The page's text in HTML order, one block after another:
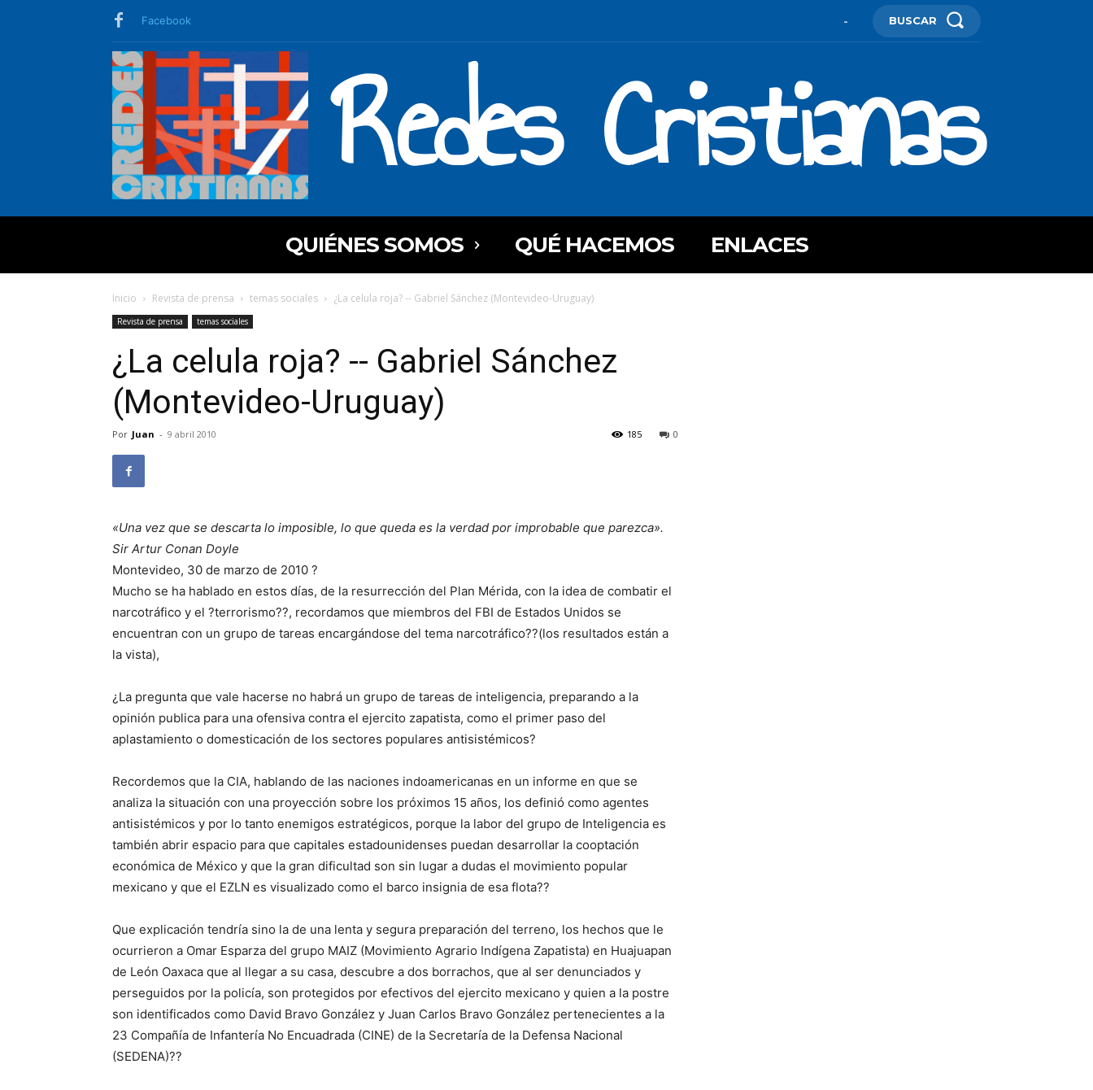
Facebook - BUSCAR
Redes Cristianas
QUIÉNES SOMOS QUÉ HACEMOS ENLACES
Inicio Revista de prensa temas sociales ¿La celula roja? -- Gabriel Sánchez (Montevideo-Uruguay)
Revista de prensa temas sociales
¿La celula roja? -- Gabriel Sánchez
(Montevideo-Uruguay)
Por Juan - 9 abril 2010 0
185
«Una vez que se descarta lo imposible, lo que queda es la verdad por improbable que parezca».
Sir Artur Conan Doyle
Montevideo, 30 de marzo de 2010 ?
Mucho se ha hablado en estos días, de la resurrección del Plan Mérida, con la idea de combatir el
narcotráfico y el ?terrorismo??, recordamos que miembros del FBI de Estados Unidos se
encuentran con un grupo de tareas encargándose del tema narcotráfico??(los resultados están a
la vista),
¿La pregunta que vale hacerse no habrá un grupo de tareas de inteligencia, preparando a la
opinión publica para una ofensiva contra el ejercito zapatista, como el primer paso del
aplastamiento o domesticación de los sectores populares antisistémicos?
Recordemos que la CIA, hablando de las naciones indoamericanas en un informe en que se
analiza la situación con una proyección sobre los próximos 15 años, los definió como agentes
antisistémicos y por lo tanto enemigos estratégicos, porque la labor del grupo de Inteligencia es
también abrir espacio para que capitales estadounidenses puedan desarrollar la cooptación
económica de México y que la gran dificultad son sin lugar a dudas el movimiento popular
mexicano y que el EZLN es visualizado como el barco insignia de esa flota??
Que explicación tendría sino la de una lenta y segura preparación del terreno, los hechos que le
ocurrieron a Omar Esparza del grupo MAIZ (Movimiento Agrario Indígena Zapatista) en Huajuapan
de León Oaxaca que al llegar a su casa, descubre a dos borrachos, que al ser denunciados y
perseguidos por la policía, son protegidos por efectivos del ejercito mexicano y quien a la postre
son identificados como David Bravo González y Juan Carlos Bravo González pertenecientes a la
23 Compañía de Infantería No Encuadrada (CINE) de la Secretaría de la Defensa Nacional
(SEDENA)??